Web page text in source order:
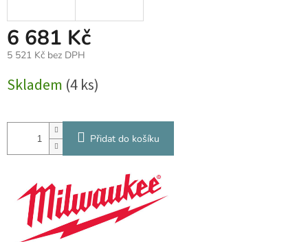
6 681 Kč
5 521 Kč bez DPH
cena:
Skladem (4 ks)
Přidat do košíku